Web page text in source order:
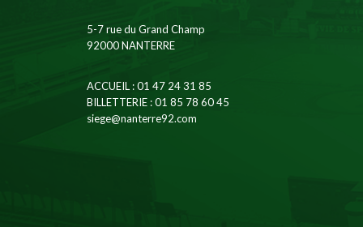
5-7 rue du Grand Champ
92000 NANTERRE
ACCUEIL: 01 47 24 31 85
BILLETTERIE: 01 85 78 60 45
siege@nanterre92.com